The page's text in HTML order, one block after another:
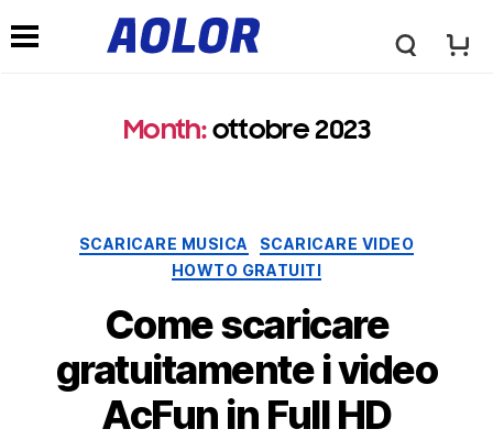
l
o
a
o
Month: ottobre 2023
Categorie
SCARICARE MUSICA
SCARICARE VIDEO
HOWTO GRATUITI
Come scaricare
gratuitamente i video
AcFun in Full HD